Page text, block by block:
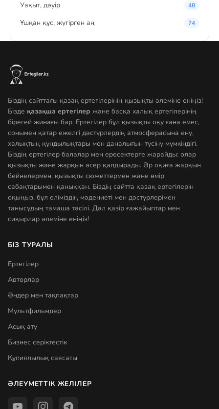
Уақыт, дәуір 48
Ұшқан құс, жүгірген аң 74
Біздің сайттағы қазақ ертегілерінің қызықты әлеміне еніңіз!
Бізде қазақша ертегілер және басқа халық ертегілерінің
бірегей жинағы бар. Ертегілер бұл қызықты оқу ғана емес,
сонымен қатар ежелгі дәстүрлердің атмосферасына ену,
халықтың құндылықтары мен даналығын түсіну мүмкіндігі.
Біздің ертегілер балалар мен ересектерге жарайды: олар
қызықты және жарқын әсер қалдырады. Әр оқиға жарқын
бейнелермен, қызықты сюжеттермен және өмір
сабақтарымен қаныққан. Біздің сайтта қазақ ертегілерін
оқыңыз, бұл еліміздің мәдениеті мен дәстүрлерімен
танысудың тамаша тәсілі. Дәл қазір ғажайыптар мен
сиқырлар әлеміне еніңіз!
БІЗ ТУРАЛЫ
Ертегілер
Авторлар
Әндер мен тақпақтар
Мультфильмдер
Асық ату
Бизнес серіктестік
Құпиялылық саясаты
ӘЛЕУМЕТТІК ЖЕЛІЛЕР